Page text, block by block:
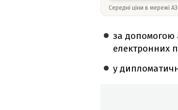
Середні ціни в мережі
за допомогою
електронних
у